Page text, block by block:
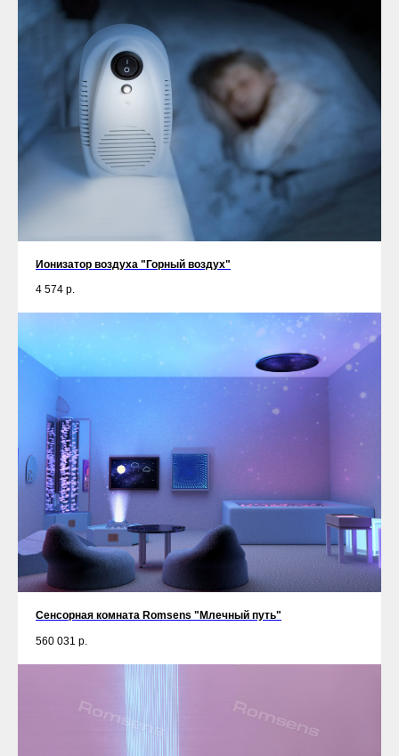
Ионизатор воздуха "Горный воздух"
4 574 р.
Сенсорная комната Romsens "Млечный путь"
560 031 р.